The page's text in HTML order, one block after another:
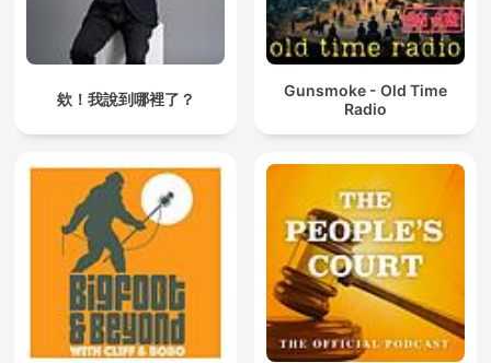
欸！我說到哪裡了？
Gunsmoke - Old Time
Radio